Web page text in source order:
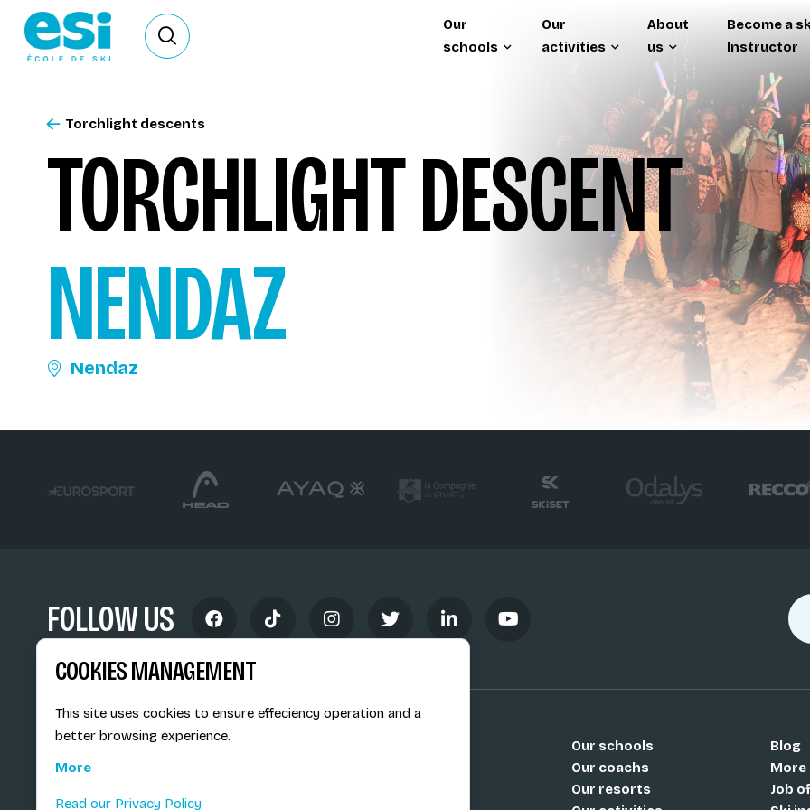
Ouvrir le formulaire de recherche
Our
schools
Our
activities
About
us
Become a
Instructor
TORCHLIGHT DESCENT
NENDAZ
Nendaz
Torchlight descents
FOLLOW US
Our schools
Our coachs
Our resorts
Blog
More
Job
COOKIES MANAGEMENT
This site uses cookies to ensure effeciency operation and a
better browsing experience.
More
Read our Privacy Policy